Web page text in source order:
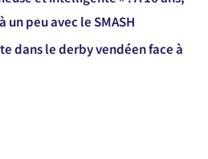
peu avec le SMASH
dans le derby vendéen face à